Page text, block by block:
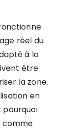
réel du
à la
être
la zone.
en
pourquoi
comme